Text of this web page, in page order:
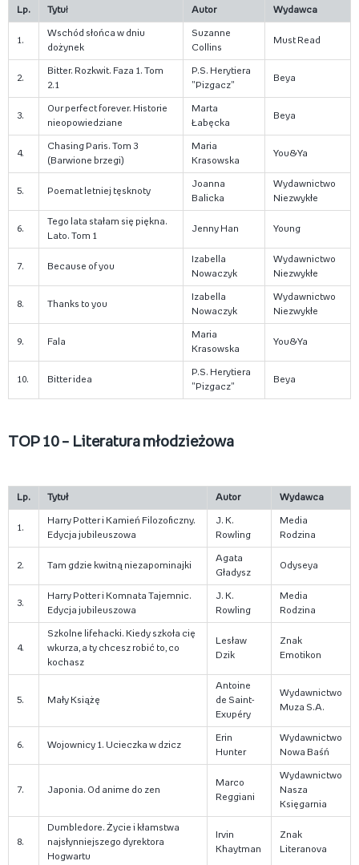
Lp. Tytuł Autor Wydawca
1.
Wschód słońca w dniu
dożynek
Suzanne
Collins
Must Read
2.
Bitter. Rozkwit. Faza 1. Tom
2.1
P.S. Herytiera
"Pizgacz"
Beya
3.
Our perfect forever. Historie
nieopowiedziane
Marta
Łabęcka
Beya
4.
Chasing Paris. Tom 3
(Barwione brzegi)
Maria
Krasowska
You&Ya
5. Poemat letniej tęsknoty
Joanna
Balicka
Wydawnictwo
Niezwykłe
6.
Tego lata stałam się piękna.
Lato. Tom 1
Jenny Han Young
7. Because of you
Izabella
Nowaczyk
Wydawnictwo
Niezwykłe
8. Thanks to you
Izabella
Nowaczyk
Wydawnictwo
Niezwykłe
9. Fala
Maria
Krasowska
You&Ya
10. Bitter idea
P.S. Herytiera
"Pizgacz"
Beya
TOP 10 – Literatura młodzieżowa
Lp. Tytuł Autor Wydawca
1.
Harry Potter i Kamień Filozoficzny.
Edycja jubileuszowa
J. K.
Rowling
Media
Rodzina
2. Tam gdzie kwitną niezapominajki
Agata
Gładysz
Odyseya
3.
Harry Potter i Komnata Tajemnic.
Edycja jubileuszowa
J. K.
Rowling
Media
Rodzina
4.
Szkolne lifehacki. Kiedy szkoła cię
wkurza, a ty chcesz robić to, co
kochasz
Lesław
Dzik
Znak
Emotikon
5. Mały Książę
Antoine
de Saint-
Exupéry
Wydawnictwo
Muza S.A.
6. Wojownicy 1. Ucieczka w dzicz
Erin
Hunter
Wydawnictwo
Nowa Baśń
7. Japonia. Od anime do zen
Marco
Reggiani
Wydawnictwo
Nasza
Księgarnia
8.
Dumbledore. Życie i kłamstwa
najsłynniejszego dyrektora
Hogwartu
Irvin
Khaytman
Znak
Literanova